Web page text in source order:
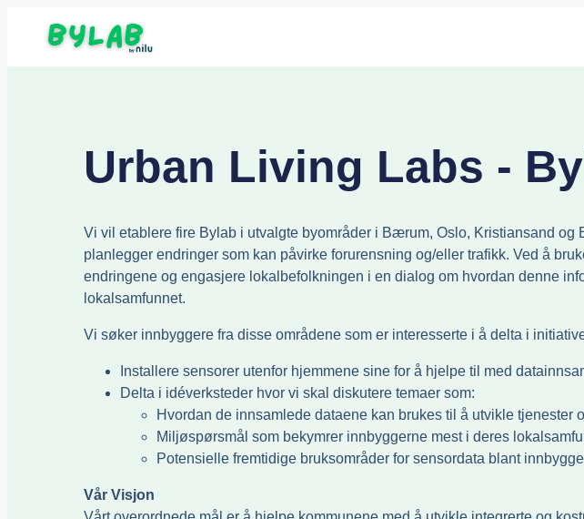
Urban Living Labs -
Vi vil etablere fire Bylab i utvalgte byområder i Bærum, Oslo, Kristiansand og
planlegger endringer som kan påvirke forurensning og/eller trafikk. Ved å
endringene og engasjere lokalbefolkningen i en dialog om hvordan denne
lokalsamfunnet.
Vi søker innbyggere fra disse områdene som er interesserte i å delta i
Installere sensorer utenfor hjemmene sine for å hjelpe til med
Delta i idéverksteder hvor vi skal diskutere temaer som:
Hvordan de innsamlede dataene kan brukes til å utvikle tjenester
Miljøspørsmål som bekymrer innbyggerne mest i deres
Potensielle fremtidige bruksområder for sensordata blant
Vår Visjon